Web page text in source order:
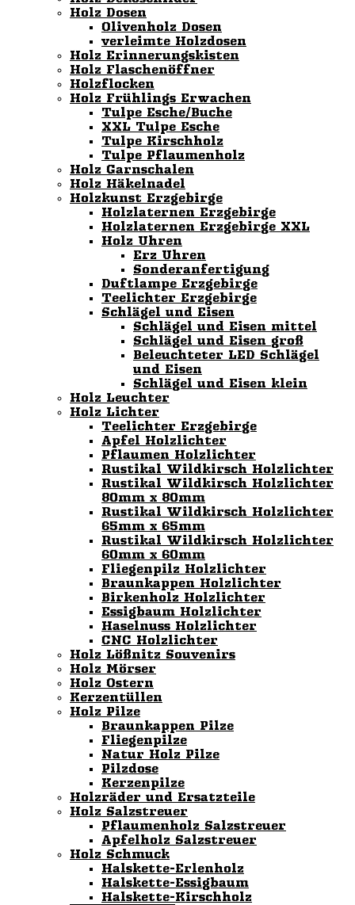
Holz Dosen
Olivenholz Dosen
verleimte Holzdosen
Holz Erinnerungskisten
Holz Flaschenöffner
Holzflocken
Holz Frühlings Erwachen
Tulpe Esche/Buche
XXL Tulpe Esche
Tulpe Kirschholz
Tulpe Pflaumenholz
Holz Garnschalen
Holz Häkelnadel
Holzkunst Erzgebirge
Holzlaternen Erzgebirge
Holzlaternen Erzgebirge XXL
Holz Uhren
Erz Uhren
Sonderanfertigung
Duftlampe Erzgebirge
Teelichter Erzgebirge
Schlägel und Eisen
Schlägel und Eisen mittel
Schlägel und Eisen groß
Beleuchteter LED Schlägel
und Eisen
Schlägel und Eisen klein
Holz Leuchter
Holz Lichter
Teelichter Erzgebirge
Apfel Holzlichter
Pflaumen Holzlichter
Rustikal Wildkirsch Holzlichter
Rustikal Wildkirsch Holzlichter
80mm x 80mm
Rustikal Wildkirsch Holzlichter
65mm x 65mm
Rustikal Wildkirsch Holzlichter
60mm x 60mm
Fliegenpilz Holzlichter
Braunkappen Holzlichter
Birkenholz Holzlichter
Essigbaum Holzlichter
Haselnuss Holzlichter
CNC Holzlichter
Holz Lößnitz Souvenirs
Holz Mörser
Holz Ostern
Kerzentüllen
Holz Pilze
Braunkappen Pilze
Fliegenpilze
Natur Holz Pilze
Pilzdose
Kerzenpilze
Holzräder und Ersatzteile
Holz Salzstreuer
Pflaumenholz Salzstreuer
Apfelholz Salzstreuer
Holz Schmuck
Halskette-Erlenholz
Halskette-Essigbaum
Halskette-Kirschholz